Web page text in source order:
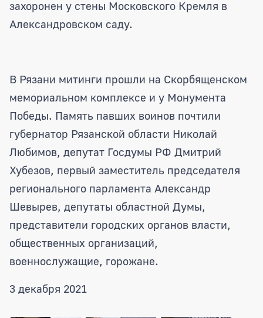
захоронен у стены Московского Кремля в
Александровском саду.
В Рязани митинги прошли на Скорбященском
мемориальном комплексе и у Монумента
Победы. Память павших воинов почтили
губернатор Рязанской области Николай
Любимов, депутат Госдумы РФ Дмитрий
Хубезов, первый заместитель председателя
регионального парламента Александр
Шевырев, депутаты областной Думы,
представители городских органов власти,
общественных организаций,
военнослужащие, горожане.
3 декабря 2021